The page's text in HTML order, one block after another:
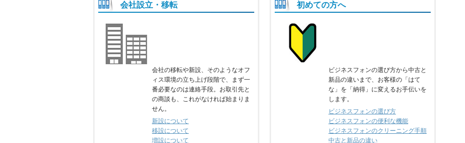
会社設立・移転
会社の移転や新設、そのようなオフ
ィス環境の立ち上げ段階で、まず一
番必要なのは連絡手段。お取引先と
の商談も、これがなければ始まりま
せん。
新設について
移設について
増設について
初めての方へ
ビジネスフォンの選び方から中古と
新品の違いまで、お客様の「はて
な」を「納得」に変えるお手伝いを
します。
ビジネスフォンの選び方
ビジネスフォンの便利な機能
ビジネスフォンのクリーニング手順
中古と新品の違い